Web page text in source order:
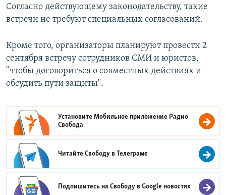
Согласно действующему законодательству, такие
встречи не требуют специальных согласований.
Кроме того, организаторы планируют провести 2
сентября встречу сотрудников СМИ и юристов,
"чтобы договориться о совместных действиях и
обсудить пути защиты".
Установите Мобильное приложение Радио
Свобода
Читайте Свободу вТелеграме
Подпишитесь на Свободу вGoogle новостях